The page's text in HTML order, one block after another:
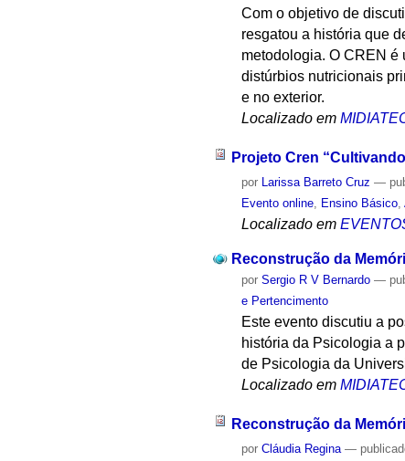
Com o objetivo de
resgatou a história que
metodologia. O CREN é
distúrbios nutricionais
e no exterior.
Localizado em
Projeto Cren
por Larissa Barreto Cruz —
Evento online Ensino Básico ,
Localizado em
Reconstrução da
porSergio R V Bernardo —
e Pertencimento
Este evento discutiu a
história da Psicologia a
de Psicologia da
Localizado em
Reconstrução da
porCláudia Regina —